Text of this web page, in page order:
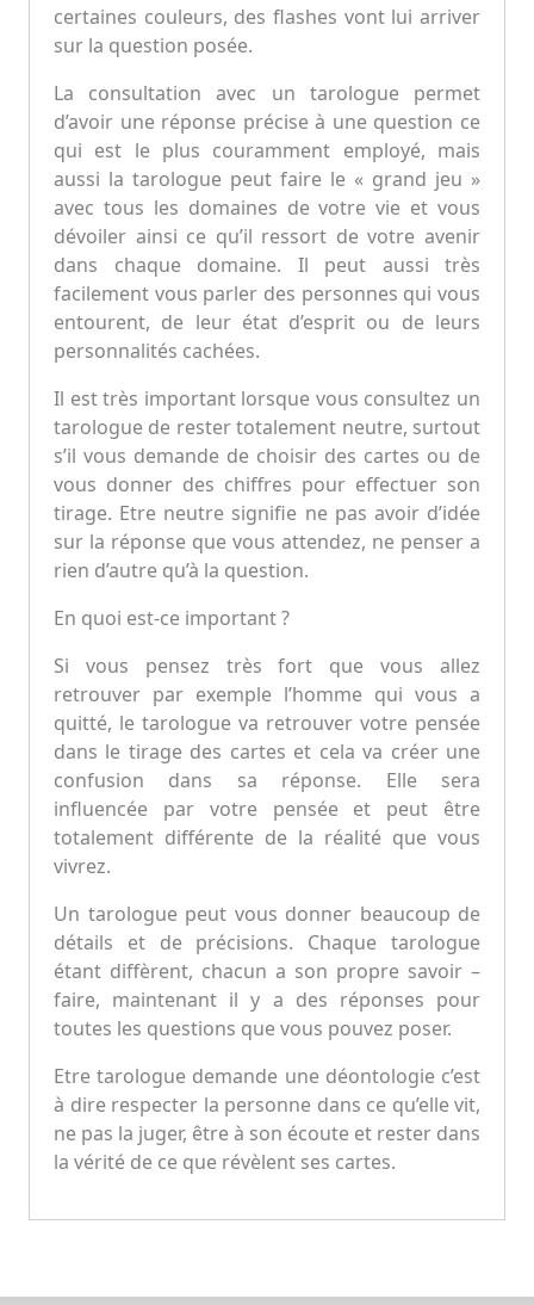
certaines couleurs, des flashes vont lui arriver
sur la question posée.
La consultation avec un tarologue permet
d’avoir une réponse précise à une question ce
qui est le plus couramment employé, mais
aussi la tarologue peut faire le « grand jeu »
avec tous les domaines de votre vie et vous
dévoiler ainsi ce qu’il ressort de votre avenir
dans chaque domaine. Il peut aussi très
facilement vous parler des personnes qui vous
entourent, de leur état d’esprit ou de leurs
personnalités cachées.
Il est très important lorsque vous consultez un
tarologue de rester totalement neutre, surtout
s’il vous demande de choisir des cartes ou de
vous donner des chiffres pour effectuer son
tirage. Etre neutre signifie ne pas avoir d’idée
sur la réponse que vous attendez, ne penser a
rien d’autre qu’à la question.
En quoi est-ce important ?
Si vous pensez très fort que vous allez
retrouver par exemple l’homme qui vous a
quitté, le tarologue va retrouver votre pensée
dans le tirage des cartes et cela va créer une
confusion dans sa réponse. Elle sera
influencée par votre pensée et peut être
totalement différente de la réalité que vous
vivrez.
Un tarologue peut vous donner beaucoup de
détails et de précisions. Chaque tarologue
étant diffèrent, chacun a son propre savoir –
faire, maintenant il y a des réponses pour
toutes les questions que vous pouvez poser.
Etre tarologue demande une déontologie c’est
à dire respecter la personne dans ce qu’elle vit,
ne pas la juger, être à son écoute et rester dans
la vérité de ce que révèlent ses cartes.